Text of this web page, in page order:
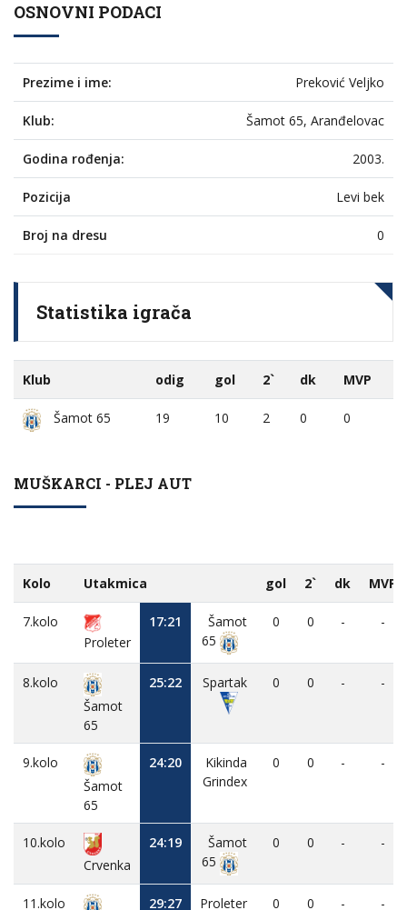
OSNOVNI PODACI
Prezime i ime: Preković Veljko
Klub: Šamot 65, Aranđelovac
Godina rođenja: 2003.
Pozicija Levi bek
Broj na dresu 0
Statistika igrača
Klub odig gol 2` dk MVP
Šamot 65 19 10 2 0 0
MUŠKARCI - PLEJ AUT
Kolo Utakmica gol 2` dk MVP
7.kolo
Proleter
17:21
Šamot
65
0 0 - -
8.kolo
Šamot
65
25:22 Spartak 0 0 - -
9.kolo
Šamot
65
24:20
Kikinda
Grindex
0 0 - -
10.kolo
Crvenka
24:19
Šamot
65
0 0 - -
11.kolo
29:27 Proleter 0 0 - -